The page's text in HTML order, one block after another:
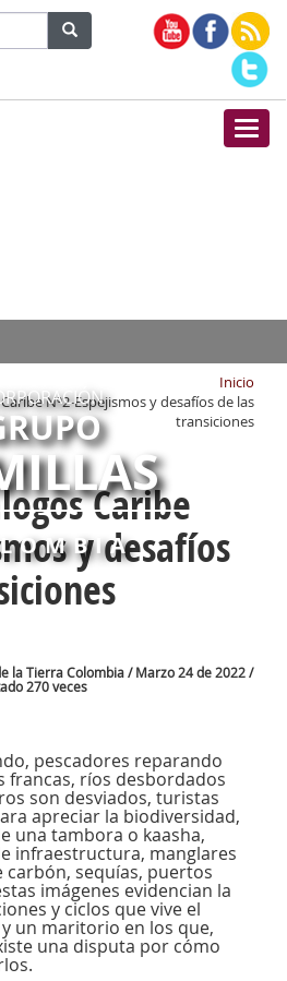
Inicio
Nº2-Espejismos y desafíos de las
transiciones
Caribe
y desafíos
la Tierra Colombia / Marzo 24 de 2022 /
270 veces
pescadores reparando
francas, ríos desbordados
son desviados, turistas
apreciar la biodiversidad,
una tambora o kaasha,
infraestructura, manglares
carbón, sequías, puertos
imágenes evidencian la
y ciclos que vive el
un maritorio en los que,
una disputa por cómo